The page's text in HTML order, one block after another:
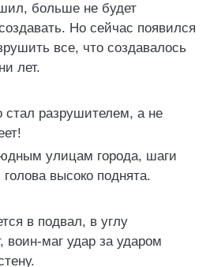
больше не будет
Но сейчас появился
все, что создавалось
лет.
стал разрушителем, а не
улицам города, шаги
высоко поднята.
в подвал, в углу
маг удар за ударом